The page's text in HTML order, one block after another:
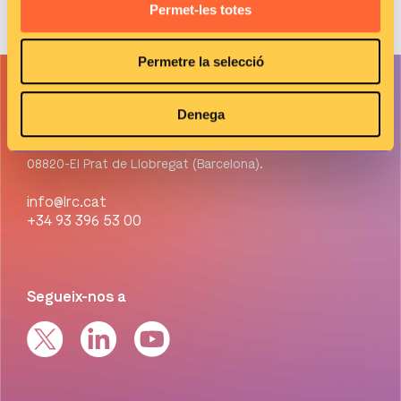
Permet-les totes
Permetre la selecció
Denega
Contacte
08820-El Prat de Llobregat (Barcelona).
info@lrc.cat
+34 93 396 53 00
Segueix-nos a